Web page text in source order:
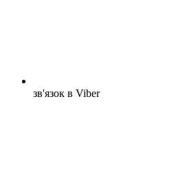
зв'язок в Viber